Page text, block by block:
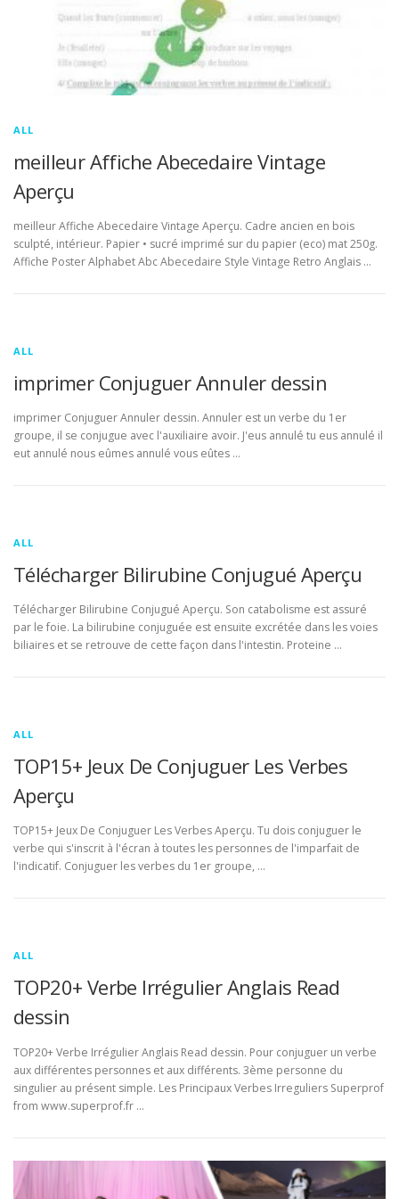
ALL
meilleur Affiche Abecedaire Vintage
Aperçu
meilleur Affiche Abecedaire Vintage Aperçu. Cadre ancien en bois
sculpté, intérieur. Papier • sucré imprimé sur du papier (eco) mat 250g.
Affiche Poster Alphabet Abc Abecedaire Style Vintage Retro Anglais …
ALL
imprimer Conjuguer Annuler dessin
imprimer Conjuguer Annuler dessin. Annuler est un verbe du 1er
groupe, il se conjugue avec l'auxiliaire avoir. J'eus annulé tu eus annulé il
eut annulé nous eûmes annulé vous eûtes …
ALL
Télécharger Bilirubine Conjugué Aperçu
Télécharger Bilirubine Conjugué Aperçu. Son catabolisme est assuré
par le foie. La bilirubine conjuguée est ensuite excrétée dans les voies
biliaires et se retrouve de cette façon dans l'intestin. Proteine …
ALL
TOP15+ Jeux De Conjuguer Les Verbes
Aperçu
TOP15+ Jeux De Conjuguer Les Verbes Aperçu. Tu dois conjuguer le
verbe qui s'inscrit à l'écran à toutes les personnes de l'imparfait de
l'indicatif. Conjuguer les verbes du 1er groupe, …
ALL
TOP20+ Verbe Irrégulier Anglais Read
dessin
TOP20+ Verbe Irrégulier Anglais Read dessin. Pour conjuguer un verbe
aux différentes personnes et aux différents. 3ème personne du
singulier au présent simple. Les Principaux Verbes Irreguliers Superprof
from www.superprof.fr …